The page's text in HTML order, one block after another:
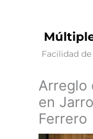
Facilidad
Arreglo
en
Ferrero